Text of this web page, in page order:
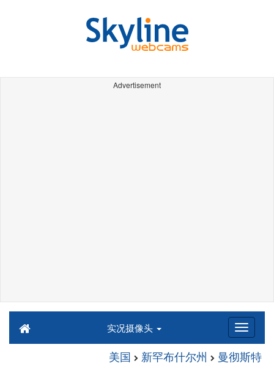
Advertisement
实况摄像头
美国 新罕布什尔州 曼彻斯特